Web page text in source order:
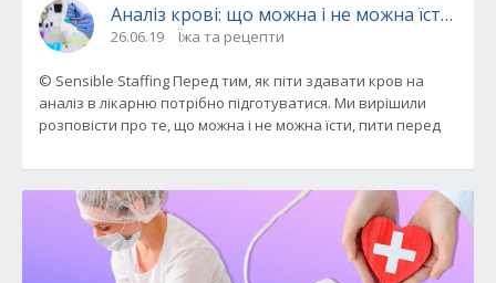
Аналіз крові: що можна і не можна їсти
26.06.19 Їжа та рецепти
© Sensible Staffing Перед тим, як піти здавати кров на
аналіз в лікарню потрібно підготуватися. Ми вирішили
розповісти про те, що можна і не можна їсти, пити перед